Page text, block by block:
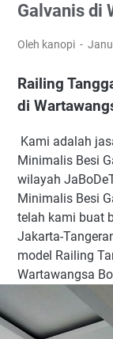
Galvanis di
Oleh kanopi
Railing
di
Kami adalah
Minimalis Besi
wilayah
Minimalis Besi
telah kami buat
Jakarta-
model Railing
Wartawangsa